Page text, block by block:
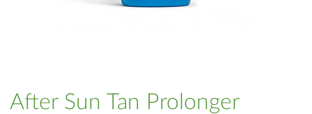
After Sun Tan Prolonger